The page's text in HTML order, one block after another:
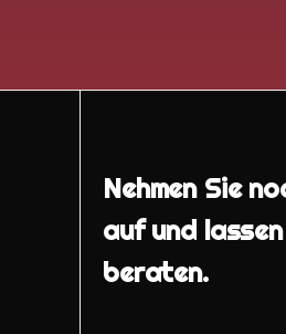
Nehmen Sie
auf und
beraten.